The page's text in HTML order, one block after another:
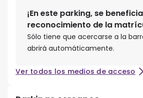
¡En este parking, se
reconocimiento de la
Sólo tiene que acercarse a la
abrirá automáticamente.
Ver todos los medios de acceso